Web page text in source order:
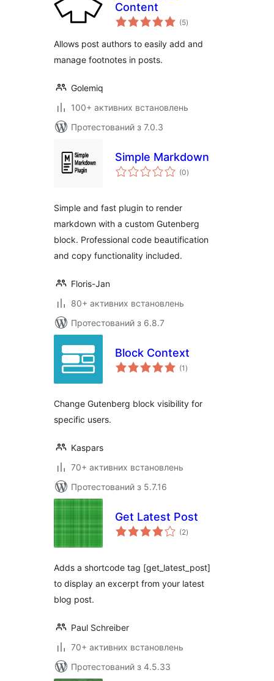
Content
(5загальний
рейтинг
)
Allows post authors to easily add and
manage footnotes in posts.
Golemiq
100+ активних встановлень
Протестований з 7.0.3
Simple Markdown
(0загальний
рейтинг
)
Simple and fast plugin to render
markdown with a custom Gutenberg
block. Professional code beautification
and copy functionality included.
Floris-Jan
80+ активних встановлень
Протестований з 6.8.7
Block Context
(1 загальний
рейтинг
)
Change Gutenberg block visibility for
specific users.
Kaspars
70+ активних встановлень
Протестований з 5.7.16
Get Latest Post
(2загальний
рейтинг
)
Adds a shortcode tag [get_latest_post]
to display an excerpt from your latest
blog post.
Paul Schreiber
70+ активних встановлень
Протестований з 4.5.33